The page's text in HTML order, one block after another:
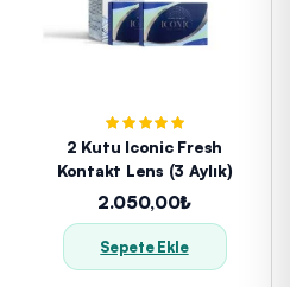
2 Kutu Iconic Fresh
Kontakt Lens (3 Aylık)
2.050,00₺
Sepete Ekle